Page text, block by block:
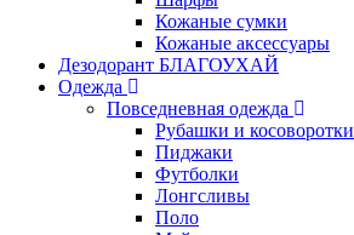
Кожаные сумки
Кожаные аксессуары
Дезодорант БЛАГОУХАЙ
Одежда
Повседневная одежда
Рубашки и косоворотки
Пиджаки
Футболки
Лонгсливы
Поло